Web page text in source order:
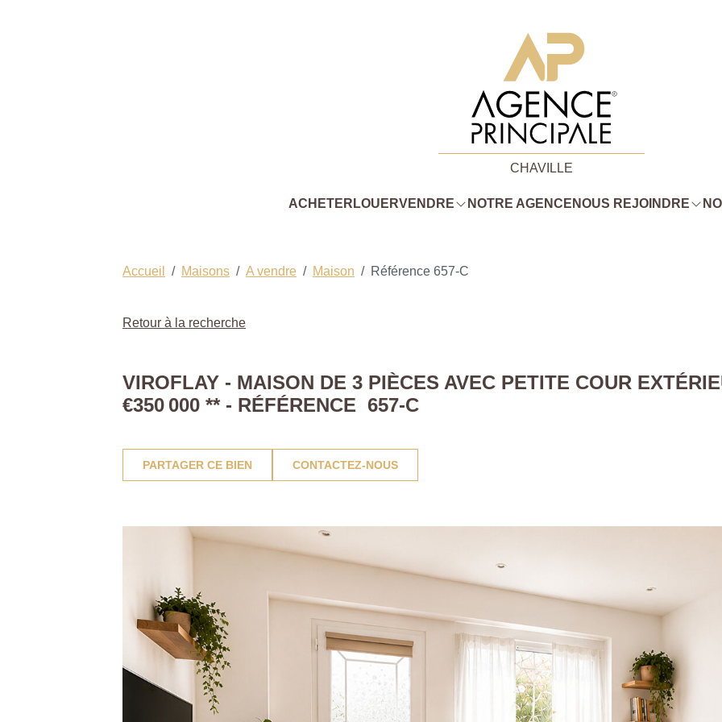
CHAVILLE
ACHETER LOUERVENDRE NOTRE AGENCE NOUS REJOINDRE
Accueil Maisons A vendre Maison Référence 657-C
Retour à la recherche
VIROFLAY - MAISON DE 3 PIÈCES AVEC PETITE COUR
€350 000 ** - RÉFÉRENCE 657-C
PARTAGER CE BIEN CONTACTEZ-NOUS